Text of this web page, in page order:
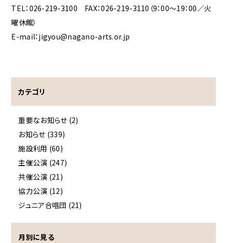
TEL：026-219-3100 FAX：026-219-3110（9：00～19：00／火
曜休館）
E-mail：jigyou@nagano-arts.or.jp
カテゴリ
重要なお知らせ (2)
お知らせ (339)
施設利用 (60)
主催公演 (247)
共催公演 (21)
協力公演 (12)
ジュニア合唱団 (21)
月別に見る